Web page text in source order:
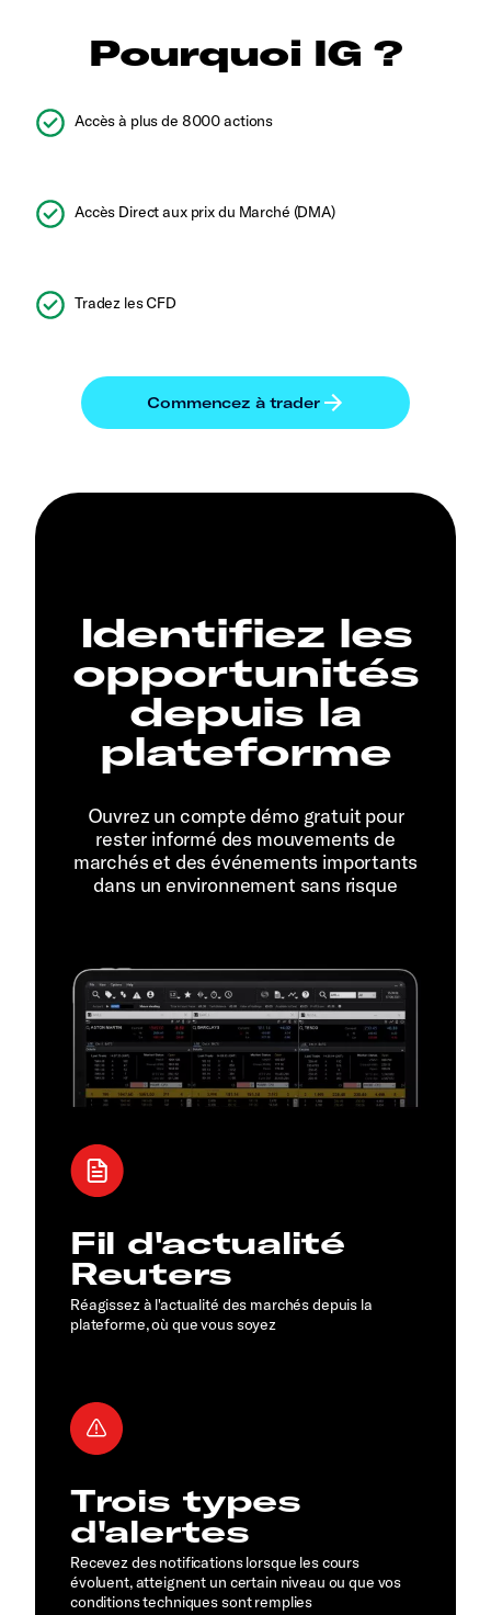
Pourquoi IG ?
Accès à plus de 8000 actions
Accès Direct aux prix du Marché (DMA)
Tradez les CFD
Identifiez les
opportunités
depuis la
plateforme
Ouvrez un compte démo gratuit pour
rester informé des mouvements de
marchés et des événements importants
dans un environnement sans risque
Fil d'actualité
Reuters
Réagissez à l'actualité des marchés depuis la
plateforme, où que vous soyez
Trois types
d'alertes
Recevez des notifications lorsque les cours
évoluent, atteignent un certain niveau ou que vos
conditions techniques sont remplies